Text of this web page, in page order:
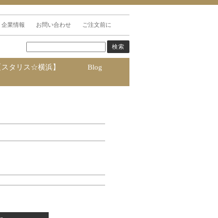
企業情報 お問い合わせ ご注文前に
タリス☆横浜】 Blog